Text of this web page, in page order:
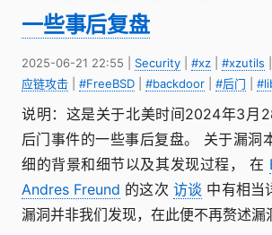
一些事后复盘
2025-06-21 22:55 Security #xz #xzutils
应链攻击
#FreeBSD #backdoor #后门
说明：这是关于北美时间2024年3月
后门事件的一些事后复盘。 关于漏洞
细的背景和细节以及其发现过程， 在
Andres Freund 的这次 访谈 中有相当
漏洞并非我们发现，在此便不再赘述漏